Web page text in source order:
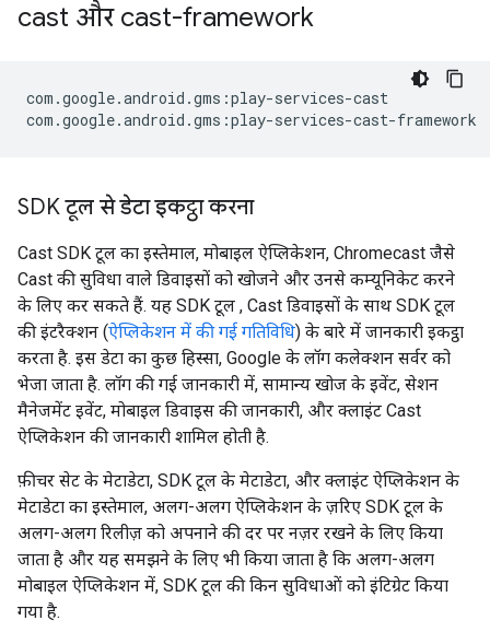
cast और cast-framework
com.google.android.gms:play-services-cast
SDK टूल से डेटा इकट्ठा करना
Cast SDK टूल का इस्तेमाल, मोबाइल ऐप्लिकेशन, Chromecast जैसे
Cast की सुविधा वाले डिवाइसों को खोजने और उनसे कम्यूनिकेट करने
के लिए कर सकते हैं. यह SDK टूल , Cast डिवाइसों के साथ SDK टूल
की इंटरैक्शन (ऐप्लिकेशन में की गई गतिविधि) के बारे में जानकारी इकट्ठा
करता है. इस डेटा का कुछ हिस्सा, Google के लॉग कलेक्शन सर्वर को
भेजा जाता है. लॉग की गई जानकारी में, सामान्य खोज के इवेंट, सेशन
मैनेजमेंट इवेंट, मोबाइल डिवाइस की जानकारी, और क्लाइंट Cast
ऐप्लिकेशन की जानकारी शामिल होती है.
फ़ीचर सेट के मेटाडेटा, SDK टूल के मेटाडेटा, और क्लाइंट ऐप्लिकेशन के
मेटाडेटा का इस्तेमाल, अलग-अलग ऐप्लिकेशन के ज़रिए SDK टूल के
अलग-अलग रिलीज़ को अपनाने की दर पर नज़र रखने के लिए किया
जाता है और यह समझने के लिए भी किया जाता है कि अलग-अलग
मोबाइल ऐप्लिकेशन में, SDK टूल की किन सुविधाओं को इंटिग्रेट किया
गया है.